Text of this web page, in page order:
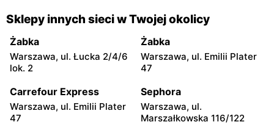
Carrefour
Łódź al. Ks. Bp. Władysława
Bandurskiego 49
Carrefour
Łódź, ul. Szparagowa 7
Carrefour
4/20
Carrefour
Juliusza Słowackiego 123
Carrefour Carrefour
Sklepy innych sieci w Twojej okolicy
Żabka
Warszawa, ul. Łucka 2/4/6
lok. 2
Żabka
Warszawa, ul. Emilii Plater
47
Carrefour Express
Warszawa, ul. Emilii Plater
47
Sephora
Warszawa, ul.
Marszałkowska 116/122